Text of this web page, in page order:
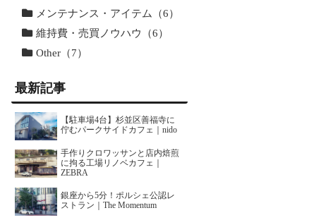
メンテナンス・アイテム（6）
維持費・売買ノウハウ（6）
Other（7）
最新記事
【駐車場4台】杉並区善福寺に
佇むパークサイドカフェ｜nido
手作りクロワッサンと店内焙煎
に拘る工場リノベカフェ｜
ZEBRA
銀座から5分！ポルシェ公認レ
ストラン｜The Momentum